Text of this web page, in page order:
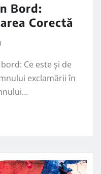
Bord:
Corectă
Ce este și de
exclamării în